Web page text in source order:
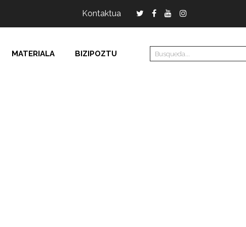
Kontaktua
MATERIALA BIZIPOZTU